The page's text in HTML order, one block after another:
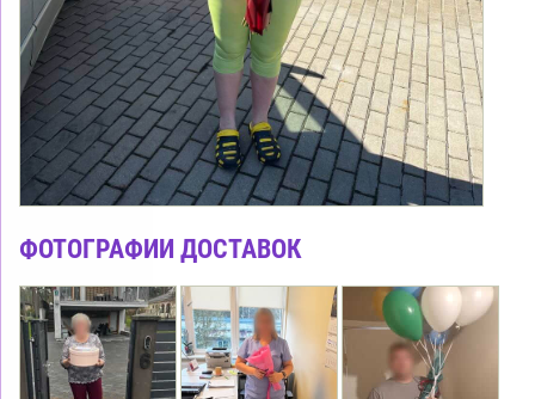
ФОТОГРАФИИ ДОСТАВОК